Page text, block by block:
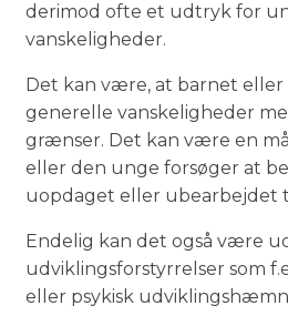
derimod ofte et udtryk for
vanskeligheder.
Det kan være, at barnet
generelle vanskeligheder
grænser. Det kan være en
eller den unge forsøger at
uopdaget eller ubearbejdet
Endelig kan det også være
udviklingsforstyrrelser som
eller psykisk